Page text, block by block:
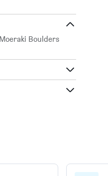
Boulders